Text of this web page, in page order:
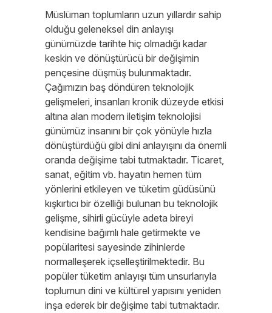
Müslüman toplumların uzun yıllardır sahip
olduğu geleneksel din anlayışı
günümüzde tarihte hiç olmadığı kadar
keskin ve dönüştürücü bir değişimin
pençesine düşmüş bulunmaktadır.
Çağımızın baş döndüren teknolojik
gelişmeleri, insanları kronik düzeyde etkisi
altına alan modern iletişim teknolojisi
günümüz insanını bir çok yönüyle hızla
dönüştürdüğü gibi dini anlayışını da önemli
oranda değişime tabi tutmaktadır. Ticaret,
sanat, eğitim vb. hayatın hemen tüm
yönlerini etkileyen ve tüketim güdüsünü
kışkırtıcı bir özelliği bulunan bu teknolojik
gelişme, sihirli gücüyle adeta bireyi
kendisine bağımlı hale getirmekte ve
popülaritesi sayesinde zihinlerde
normalleşerek içselleştirilmektedir. Bu
popüler tüketim anlayışı tüm unsurlarıyla
toplumun dini ve kültürel yapısını yeniden
inşa ederek bir değişime tabi tutmaktadır.